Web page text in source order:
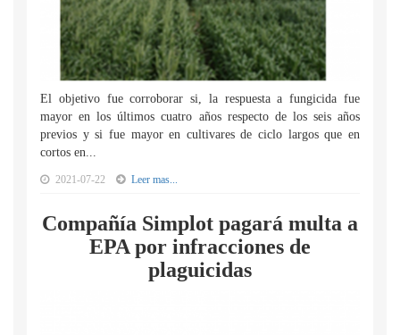
El objetivo fue corroborar si, la respuesta a fungicida fue
mayor en los últimos cuatro años respecto de los seis años
previos y si fue mayor en cultivares de ciclo largos que en
cortos en...
2021-07-22 Leer mas...
Compañía Simplot pagará multa a
EPA por infracciones de
plaguicidas